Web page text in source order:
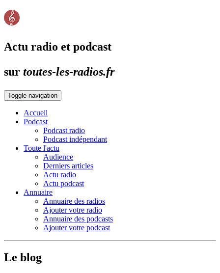
Actu radio et podcast
sur toutes-les-radios.fr
Toggle navigation
Accueil
Podcast
Podcast radio
Podcast indépendant
Toute l'actu
Audience
Derniers articles
Actu radio
Actu podcast
Annuaire
Annuaire des radios
Ajouter votre radio
Annuaire des podcasts
Ajouter votre podcast
Le blog